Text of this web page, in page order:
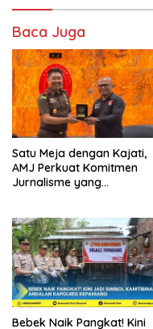
Baca Juga
Satu Meja dengan Kajati,
AMJ Perkuat Komitmen
Jurnalisme yang
Bebek Naik Pangkat! Kini